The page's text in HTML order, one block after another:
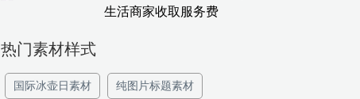
生活商家收取服务费
热门素材样式
国际冰壶日素材 纯图片标题素材